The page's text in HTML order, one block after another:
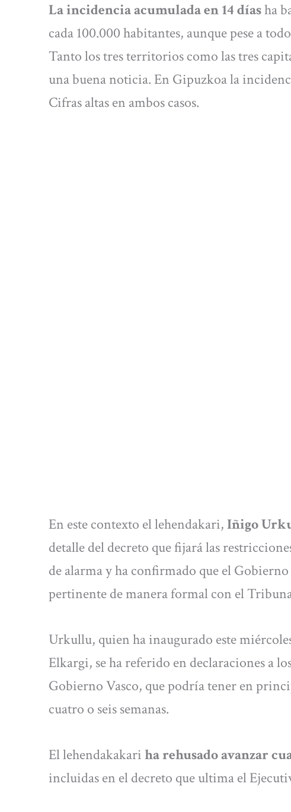
La incidencia acumulada en 14 díasha
cada 100.000 habitantes, aunque pese a
Tanto los tres territorios como las tres
una buena noticia. En Gipuzkoa la
Cifras altas en ambos casos.
En este contexto el lehendakari,Iñigo
detalle del decreto que fijará las
de alarma y ha confirmado que el
pertinente de manera formal con el
Urkullu, quien ha inaugurado este
Elkargi, se ha referido en declaraciones a
Gobierno Vasco, que podría tener en
cuatro o seis semanas.
El lehendakakariha rehusado avanzar
incluidas en el decreto que ultima el